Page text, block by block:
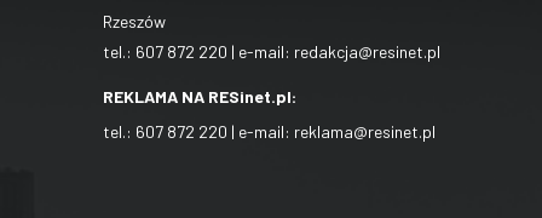
Rzeszów
tel.: 607 872 220 | e-mail: redakcja@resinet.pl
REKLAMA NA RESinet.pl:
tel.: 607 872 220 | e-mail: reklama@resinet.pl